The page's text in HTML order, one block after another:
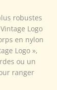
robustes
Logo
en nylon
Logo »,
ou un
ranger